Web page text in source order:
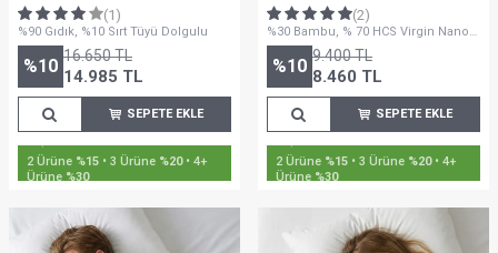
155x215 cm - Gold Serisi
(1)
%90 Gıdık, %10 Sırt Tüyü Dolgulu
%10 16.650TL
14.985 TL
SEPETE EKLE
2 Ürüne • 3 Ürüne
Ürüne%30
(2)
%30 Bambu, % 70 HCS Virgin Nano
Elyaf Dolgu - 300 Gr/m2
%10 9.400TL
8.460 TL
SEPETE EKLE
2 Ürüne • 3 Ürüne
Ürüne%30